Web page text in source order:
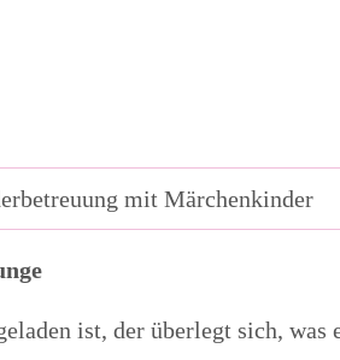
mit Märchenkinder
ist, der überlegt sich, was